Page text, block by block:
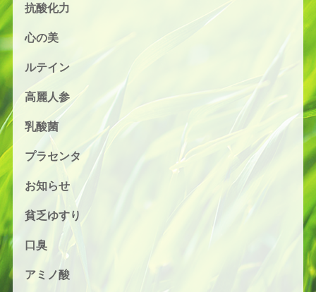
抗酸化力
心の美
ルテイン
高麗人参
乳酸菌
プラセンタ
お知らせ
貧乏ゆすり
口臭
アミノ酸